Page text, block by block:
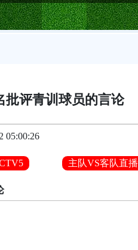
批评青训球员的言论
05:00:26
主队VS客队直播